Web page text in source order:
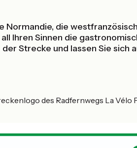
die
Ihren Sinnen die
Strecke und lassen Sie sich
des Radfernwegs La Vélo